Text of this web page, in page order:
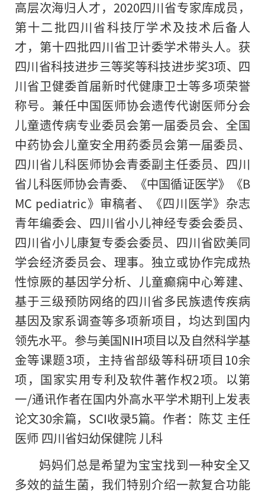
高层次海归人才，2020四川省专家库成员，
第十二批四川省科技厅学术及技术后备人
才，第十四批四川省卫计委学术带头人。获
四川省科技进步三等奖等科技进步奖3项、四
川省卫健委首届新时代健康卫士等多项荣誉
称号。兼任中国医师协会遗传代谢医师分会
儿童遗传病专业委员会第一届委员会、全国
中药协会儿童安全用药委员会第一届委员、
四川省儿科医师协会青委副主任委员、四川
省儿科医师协会青委、《中国循证医学》《B
MC pediatric》审稿者、《四川医学》杂志
青年编委会、四川省小儿神经专委会委员、
四川省小儿康复专委会委员、四川省欧美同
学会经济委员会、理事。独立或协作完成热
性惊厥的基因学分析、儿童癫痫中心筹建、
基于三级预防网络的四川省多民族遗传疾病
基因及家系调查等多项新项目，均达到国内
领先水平。参与美国NIH项目以及自然科学基
金等课题3项，主持省部级等科研项目10余
项，国家实用专利及软件著作权2项。以第
一/通讯作者在国内外高水平学术期刊上发表
论文30余篇，SCI收录5篇。作者：陈艾 主任
医师 四川省妇幼保健院 儿科
妈妈们总是希望为宝宝找到一种安全又
多效的益生菌， 我们特别介绍一款复合功能